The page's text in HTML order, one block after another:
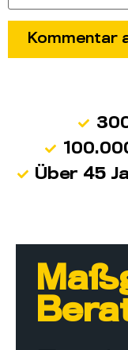
Über 45